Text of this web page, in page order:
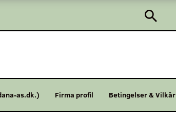
as.dk.) Firma profil Betingelser & Vilkår